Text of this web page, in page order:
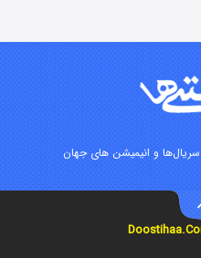
منتشر شد
سریال‌ها و انیمیشن های جهان